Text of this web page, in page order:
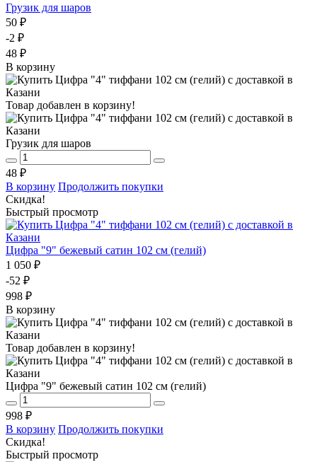
Грузик для шаров
50 ₽
-2 ₽
48 ₽
В корзину
Товар добавлен в корзину!
Грузик для шаров
48 ₽
В корзину Продолжить покупки
Скидка!
Быстрый просмотр
Цифра "9" бежевый сатин 102 см (гелий)
1 050 ₽
-52 ₽
998 ₽
В корзину
Товар добавлен в корзину!
Цифра "9" бежевый сатин 102 см (гелий)
998 ₽
В корзину Продолжить покупки
Скидка!
Быстрый просмотр